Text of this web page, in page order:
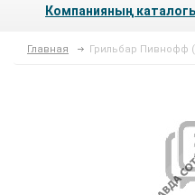
Компанияның
Главная Грильбар Пивнофф